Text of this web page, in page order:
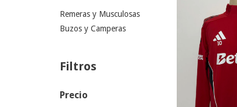
Remeras y Musculosas
Buzos y Camperas
Filtros
Precio